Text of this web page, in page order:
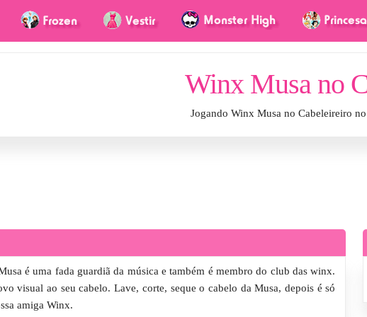
Winx Musa no
Jogando Winx Musa no Cabeleireiro
é uma fada guardiã da música e também é membro do club das winx.
visual ao seu cabelo. Lave, corte, seque o cabelo da Musa, depois é só
amiga Winx.